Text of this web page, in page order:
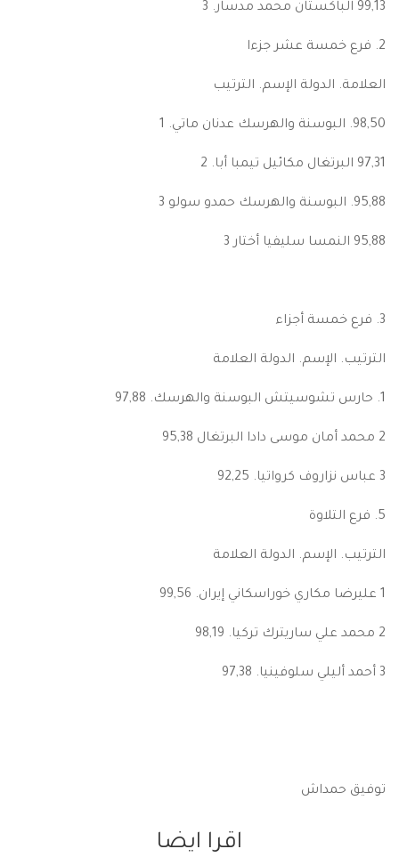
99,13 الباكستان محمد مدسار. 3
2. فرع خمسة عشر جزءا
العلامة. الدولة الإسم. الترتيب
98,50. البوسنة والهرسك عدنان ماتي. 1
97,31 البرتغال مكائيل تيمبا أبا. 2
95,88. البوسنة والهرسك حمدو سولو 3
95,88 النمسا سليفيا أختار 3
3. فرع خمسة أجزاء
الترتيب. الإسم. الدولة العلامة
1. حارس تشوسيتش البوسنة والهرسك. 97,88
2 محمد أمان موسى دادا البرتغال 95,38
3 عباس نزاروف كرواتيا. 92,25
5. فرع التلاوة
الترتيب. الإسم. الدولة العلامة
1 عليرضا مكاري خوراسكاني إيران. 99,56
2 محمد علي ساريترك تركيا. 98,19
3 أحمد أليلي سلوفينيا. 97,38
توفيق حمداش
اقرا ايضا